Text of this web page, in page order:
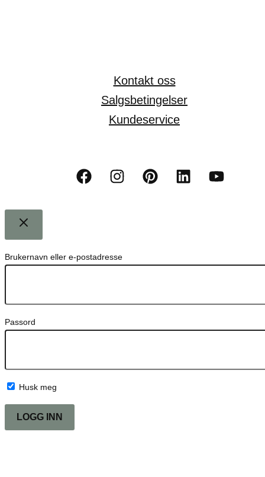
Kontakt oss
Salgsbetingelser
Kundeservice
Brukernavn eller e-postadresse
Passord
Husk meg